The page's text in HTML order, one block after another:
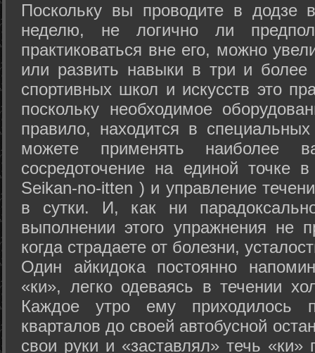
Поскольку вы проводите в додзе
неделю, не логично ли
практиковаться вне его, можно
или развить навыки в три и
спортивных школ и искусств это
поскольку необходимое
правило, находится в
можете применять наиболее
сосредоточение на единой точке
Seikan-­no-­itten ) и управление
в сутки. И, как ни
выполнении этого упражнения не
когда страдаете от болезни,
Один айкидока постоянно
«ки», легко одеваясь в течении
Каждое утро ему приходилось
кварталов до своей автобусной
свои руки и «заставлял» течь «ки»